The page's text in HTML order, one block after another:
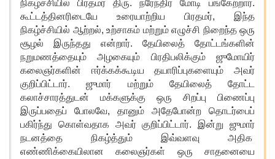
நிகழ்ச்சியில் பிரதமர் திரு. நரேந்திர மோடி பங்கேற்றார்.
கூட்டத்தினரிடையே உரையாற்றிய பிரதமர், இந்த
நிகழ்ச்சியில் ஆற்றல், உற்சாகம் மற்றும் எழுச்சி நிறைந்த ஒரு
சூழல் இருந்தது என்றார். தேயிலைத் தோட்டங்களின்
நறுமணத்தையும் அழகையும் பிரதிபலிக்கும் ஜுமோயிர்
கலைஞர்களின் ஈர்க்கக்கூடிய தயாரிப்புகளையும் அவர்
குறிப்பிட்டார். ஜுமார் மற்றும் தேயிலைத் தோட்ட
கலாச்சாரத்துடன் மக்களுக்கு ஒரு சிறப்பு பிணைப்பு
இருப்பதைப் போலவே, தானும் அதேபோன்ற தொடர்பைப்
பகிர்ந்து கொள்வதாக அவர் குறிப்பிட்டார். இன்று ஜுமார்
நடனத்தை நிகழ்த்தும் இவ்வளவு அதிக
எண்ணிக்கையிலான கலைஞர்கள் ஒரு சாதனையை